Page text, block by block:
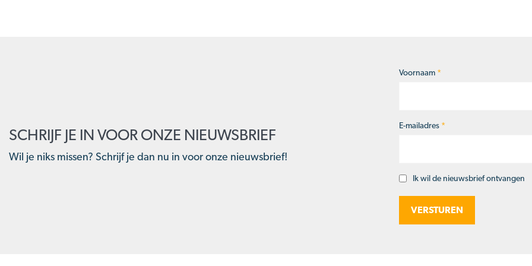
SCHRIJF JE IN VOOR ONZE NIEUWSBRIEF
Wil je niks missen? Schrijf je dan nu in voor onze nieuwsbrief!
Naam*
Voornaam *
E-mailadres *
Opt-Ik wil de nieuwsbrief ontvangen